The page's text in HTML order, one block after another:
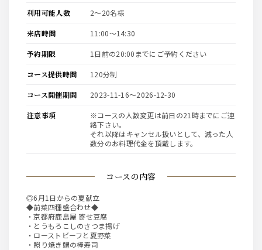
コースの内容
◎6月1日からの夏献立
◆前菜四種盛合わせ◆
・京都府鹿島屋 寄せ豆腐
・とうもろこしのさつま揚げ
・ローストビーフと夏野菜
・照り焼き鱧の棒寿司
利用可能人数 2〜20名様
来店時間 11:00〜14:30
予約期限 1日前の20:00までにご予約ください
コース提供時間 120分制
コース開催期間 2023-11-16〜2026-12-30
注意事項
※コースの人数変更は前日の21時までにご連
絡下さい。
それ以降はキャンセル扱いとして、減った人
数分のお料理代金を頂戴します。